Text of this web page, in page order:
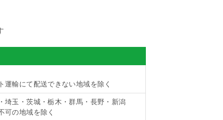
運輸にて配送できない地域を除く
埼玉・茨城・栃木・群馬・長野・新潟
可の地域を除く